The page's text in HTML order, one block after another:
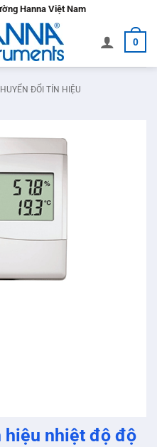
Hanna Việt Nam
0
ĐỔI TÍN HIỆU
hiệu nhiệt độ độ